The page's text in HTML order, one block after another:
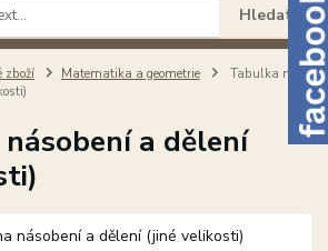
Hledat
zboží Matematika a geometrie
Tabulka na
a dělení